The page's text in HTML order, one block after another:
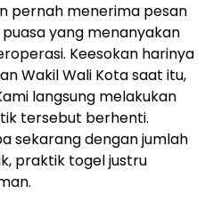
pernah menerima pesan
yang menanyakan
Keesokan harinya
Wakil Wali Kota saat itu,
langsung melakukan
tersebut berhenti.
sekarang dengan jumlah
praktik togel justru